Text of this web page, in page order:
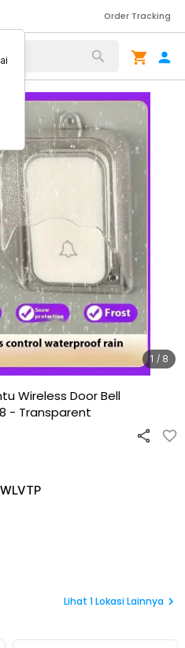
Order Tracking
1 / 8
Wireless Door Bell
- Transparent
Lihat 1Lokasi Lainnya